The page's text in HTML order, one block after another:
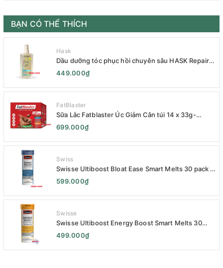
BẠN CÓ THỂ THÍCH
Hask
Dầu dưỡng tóc phục hồi chuyên sâu HASK Repair
Series 120mL- HASK Repair Series Intensive Repair
449.000₫
FatBlaster
Sữa Lắc Fatblaster Úc Giảm Cân túi 14 x 33g-
Naturopathica Fatblaster Weight Loss Shake
Variety Pack 14 x 33g - Sữa Giảm Cân
699.000₫
Swiss
Swisse Ultiboost Bloat Ease Smart Melts 30 pack -
Kẹo Ngậm Giảm Đầy Hơi Táo Bón Kèm Men Tiêu
Hóa - Swisse Bloat Relief Smart Melt 30 Viên
599.000₫
Swisse
Swisse Ultiboost Energy Boost Smart Melts 30
pack - Viên uống Tăng cường năng lượng tan chảy
thông minh 30 viên
499.000₫